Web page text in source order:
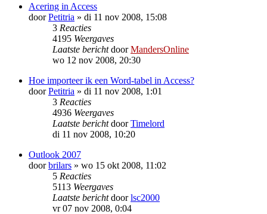
Acering in Access
doorPetitria » di 11 nov 2008, 15:08
3 Reacties
4195 Weergaves
Laatste berichtdoorMandersOnline
wo 12 nov 2008, 20:30
Hoe importeer ik een Word-tabel in Access?
doorPetitria » di 11 nov 2008, 1:01
3 Reacties
4936 Weergaves
Laatste berichtdoorTimelord
di 11 nov 2008, 10:20
Outlook 2007
doorbrilars » wo 15 okt 2008, 11:02
5 Reacties
5113 Weergaves
Laatste berichtdoorlsc2000
vr 07 nov 2008, 0:04